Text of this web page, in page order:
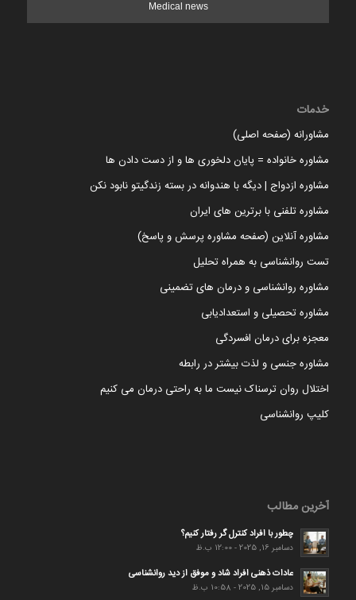
Medical news
خدمات
مشاورانه (صفحه اصلی)
مشاوره خانواده = پایان دلخوری ها و از دست دادن ها
مشاوره ازدواج | دیگه با هندوانه در بسته زندگیتو نابود نکن
مشاوره تلفنی با برترین های ایران
مشاوره آنلاین (صفحه مشاوره پرسش و پاسخ)
تست روانشناسی به همراه تحلیل
مشاوره روانشناسی و درمان های تضمینی
مشاوره تحصیلی و استعدادیابی
معجزه برای درمان افسردگی
مشاوره جنسی و لذت بیشتر در رابطه
اختلال روان ترسناک نیست ما به راحتی درمان می کنیم
کلیپ روانشناسی
آخرین مطالب
چطور با افراد کنترل گر رفتار کنیم؟
دسامبر 16, 2025 - 12:00 ب.ظ
عادات ذهنی افراد شاد و موفق از دید روانشناسی
دسامبر 15, 2025 - 10:58 ب.ظ